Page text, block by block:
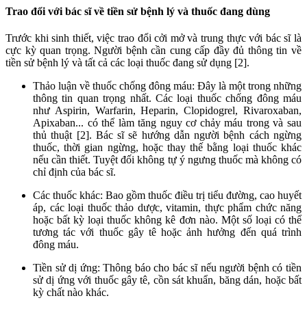
Trao đổi với bác sĩ về tiền sử bệnh lý và thuốc đang dùng
Trước khi sinh thiết, việc trao đổi cởi mở và trung thực với bác sĩ là
cực kỳ quan trọng. Người bệnh cần cung cấp đầy đủ thông tin về
tiền sử bệnh lý và tất cả các loại thuốc đang sử dụng [2].
Thảo luận về thuốc chống đông máu: Đây là một trong những
thông tin quan trọng nhất. Các loại thuốc chống đông máu
như Aspirin, Warfarin, Heparin, Clopidogrel, Rivaroxaban,
Apixaban... có thể làm tăng nguy cơ chảy máu trong và sau
thủ thuật [2]. Bác sĩ sẽ hướng dẫn người bệnh cách ngừng
thuốc, thời gian ngừng, hoặc thay thế bằng loại thuốc khác
nếu cần thiết. Tuyệt đối không tự ý ngưng thuốc mà không có
chỉ định của bác sĩ.
Các thuốc khác: Bao gồm thuốc điều trị tiểu đường, cao huyết
áp, các loại thuốc thảo dược, vitamin, thực phẩm chức năng
hoặc bất kỳ loại thuốc không kê đơn nào. Một số loại có thể
tương tác với thuốc gây tê hoặc ảnh hưởng đến quá trình
đông máu.
Tiền sử dị ứng: Thông báo cho bác sĩ nếu người bệnh có tiền
sử dị ứng với thuốc gây tê, cồn sát khuẩn, băng dán, hoặc bất
kỳ chất nào khác.